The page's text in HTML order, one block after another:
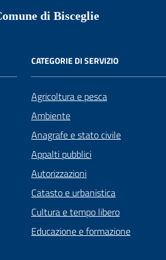
di Bisceglie
CATEGORIE DI SERVIZIO
Agricoltura e pesca
Ambiente
Anagrafe e stato civile
Appalti pubblici
Autorizzazioni
Catasto e urbanistica
Cultura e tempo libero
Educazione e formazione